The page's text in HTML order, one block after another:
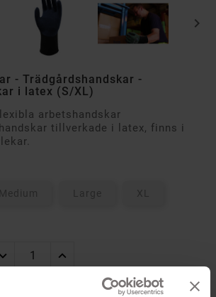

- Trädgårdshandskar -
i latex (S/XL)
arbetshandskar
tillverkade i latex, finns i
Medium Large XL